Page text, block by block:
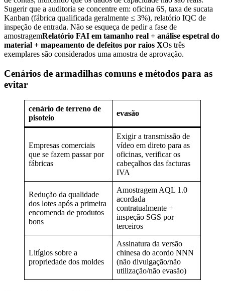
Sugerir que a auditoria se concentre em: oficina 6S, taxa de sucata
Kanban (fábrica qualificada geralmente ≤ 3%), relatório IQC de
inspeção de entrada. Não se esqueça de pedir a fase de
amostragemRelatório FAI em tamanho real + análise espetral do
material + mapeamento de defeitos por raios XOs três
exemplares são considerados uma amostra de aprovação.
Cenários de armadilhas comuns e métodos para as
evitar
cenário de terreno de
pisoteio
evasão
Empresas comerciais
que se fazem passar por
fábricas
Exigir a transmissão de
vídeo em direto para as
oficinas, verificar os
cabeçalhos das facturas
IVA
Redução da qualidade
dos lotes após a primeira
encomenda de produtos
bons
Amostragem AQL 1.0
acordada
contratualmente +
inspeção SGS por
terceiros
Litígios sobre a
propriedade dos moldes
Assinatura da versão
chinesa do acordo NNN
(não divulgação/não
utilização/não evasão)